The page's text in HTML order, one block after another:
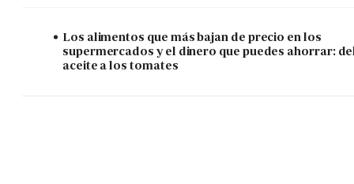
Los alimentos que más bajan de precio en los
supermercados y el dinero que puedes ahorrar:
aceite a los tomates